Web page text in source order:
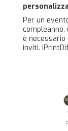
Per un
compleanno,
è
inviti.
di
IN